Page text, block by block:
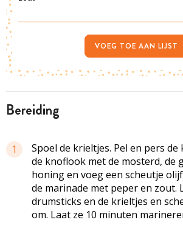
bereiding
1
Spoel de krieltjes. Pel en pers
de knoflook met de mosterd, de
honing en voeg een scheutje
de marinade met peper en zout.
drumsticks en de krieltjes en
om. Laat ze 10 minuten
VOEG TOE AAN LIJST